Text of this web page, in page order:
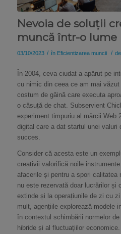
Nevoia de soluții
muncă într-o lume
03/10/2023 / în Eficientizarea muncii / de
În 2004, ceva ciudat a apărut pe
cu nimic din ceea ce am mai
costum de găină care executa
o căsuță de chat. Subservient
experiment timpuriu al mărcii Web
digital care a dat startul unei valuri
succes.
Consider că acesta este un
creativii valorifică noile
afacerile și pentru a spori calitatea
nu este rezervată doar lucrărilor și
extinde și la operațiunile de zi cu
mult, agențiile explorează modele
în contextul schimbării normelor
hibride și al fluctuațiilor economice.